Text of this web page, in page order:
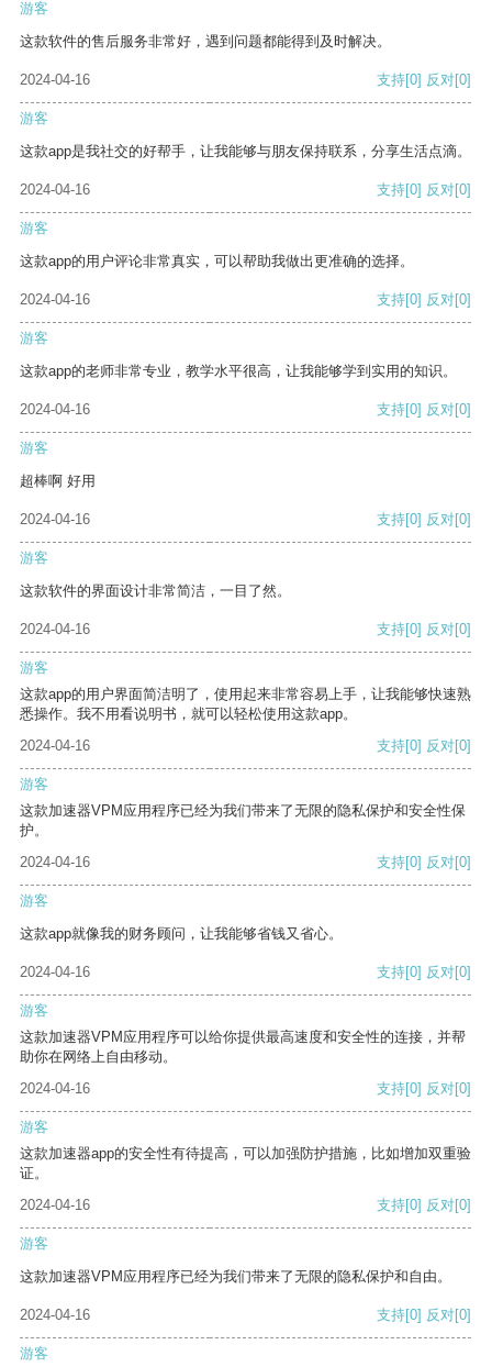
游客
这款软件的售后服务非常好，遇到问题都能得到及时解决。
2024-04-16 支持[0] 反对[0]
游客
这款app是我社交的好帮手，让我能够与朋友保持联系，分享生活点滴。
2024-04-16 支持[0] 反对[0]
游客
这款app的用户评论非常真实，可以帮助我做出更准确的选择。
2024-04-16 支持[0] 反对[0]
游客
这款app的老师非常专业，教学水平很高，让我能够学到实用的知识。
2024-04-16 支持[0] 反对[0]
游客
超棒啊 好用
2024-04-16 支持[0] 反对[0]
游客
这款软件的界面设计非常简洁，一目了然。
2024-04-16 支持[0] 反对[0]
游客
这款app的用户界面简洁明了，使用起来非常容易上手，让我能够快速熟
悉操作。我不用看说明书，就可以轻松使用这款app。
2024-04-16
支持[0] 反对[0]
游客
这款加速器VPM应用程序已经为我们带来了无限的隐私保护和安全性保
护。
2024-04-16
支持[0] 反对[0]
游客
这款app就像我的财务顾问，让我能够省钱又省心。
2024-04-16 支持[0] 反对[0]
游客
这款加速器VPM应用程序可以给你提供最高速度和安全性的连接，并帮
助你在网络上自由移动。
2024-04-16
支持[0] 反对[0]
游客
这款加速器app的安全性有待提高，可以加强防护措施，比如增加双重验
证。
2024-04-16
支持[0] 反对[0]
游客
这款加速器VPM应用程序已经为我们带来了无限的隐私保护和自由。
2024-04-16 支持[0] 反对[0]
游客